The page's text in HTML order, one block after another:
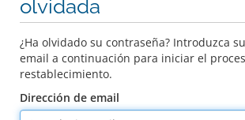
olvidada
¿Ha olvidado su contraseña? Introduzca
email a continuación para iniciar el
restablecimiento.
Dirección de email